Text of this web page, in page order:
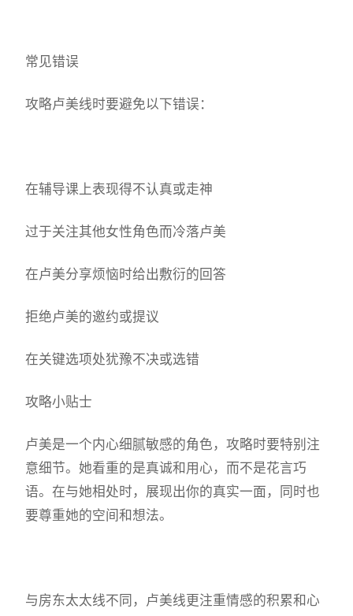
常见错误
攻略卢美线时要避免以下错误：
在辅导课上表现得不认真或走神
过于关注其他女性角色而冷落卢美
在卢美分享烦恼时给出敷衍的回答
拒绝卢美的邀约或提议
在关键选项处犹豫不决或选错
攻略小贴士
卢美是一个内心细腻敏感的角色，攻略时要特别注
意细节。她看重的是真诚和用心，而不是花言巧
语。在与她相处时，展现出你的真实一面，同时也
要尊重她的空间和想法。
与房东太太线不同，卢美线更注重情感的积累和心